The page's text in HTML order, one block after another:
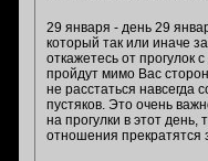
29 января - день 29
который так или иначе
откажетесь от прогулок
пройдут мимо Вас
не расстаться навсегда
пустяков. Это очень
на прогулки в этот
отношения прекратятся